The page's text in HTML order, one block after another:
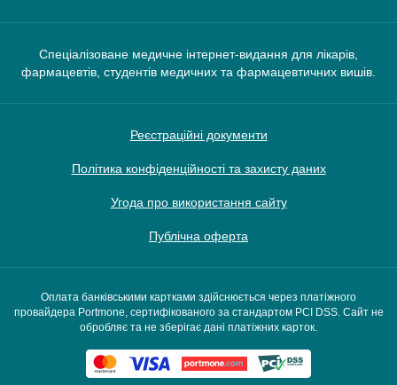
Спеціалізоване медичне інтернет-видання для лікарів,
фармацевтів, студентів медичних та фармацевтичних вишів.
Реєстраційні документи
Політика конфіденційності та захисту даних
Угода про використання сайту
Публічна оферта
Оплата банківськими картками здійснюється через платіжного
провайдера Portmone, сертифікованого за стандартом PCI DSS. Сайт не
обробляє та не зберігає дані платіжних карток.